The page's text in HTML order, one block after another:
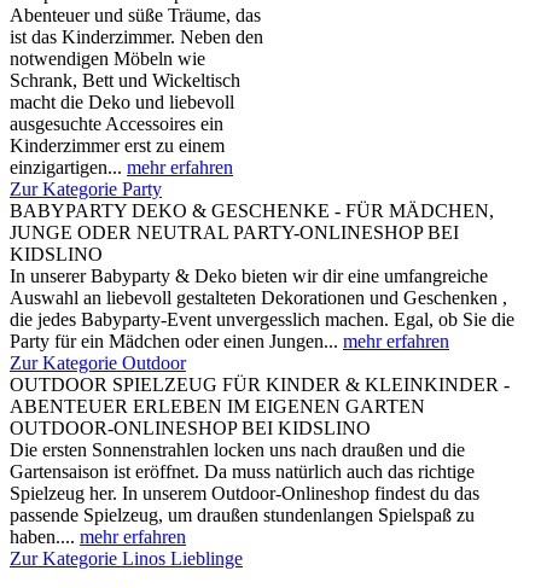
Abenteuer und süße Träume, das
ist das Kinderzimmer. Neben den
notwendigen Möbeln wie
Schrank, Bett und Wickeltisch
macht die Deko und liebevoll
ausgesuchte Accessoires ein
Kinderzimmer erst zu einem
einzigartigen... mehr erfahren
Zur Kategorie Party
BABYPARTY DEKO & GESCHENKE - FÜR MÄDCHEN,
JUNGE ODER NEUTRAL PARTY-ONLINESHOP BEI
KIDSLINO
In unserer Babyparty & Deko bieten wir dir eine umfangreiche
Auswahl an liebevoll gestalteten Dekorationen und Geschenken ,
die jedes Babyparty-Event unvergesslich machen. Egal, ob Sie die
Party für ein Mädchen oder einen Jungen... mehr erfahren
Zur Kategorie Outdoor
OUTDOOR SPIELZEUG FÜR KINDER & KLEINKINDER -
ABENTEUER ERLEBEN IM EIGENEN GARTEN
OUTDOOR-ONLINESHOP BEI KIDSLINO
Die ersten Sonnenstrahlen locken uns nach draußen und die
Gartensaison ist eröffnet. Da muss natürlich auch das richtige
Spielzeug her. In unserem Outdoor-Onlineshop findest du das
passende Spielzeug, um draußen stundenlangen Spielspaß zu
haben.... mehr erfahren
Zur Kategorie Linos Lieblinge